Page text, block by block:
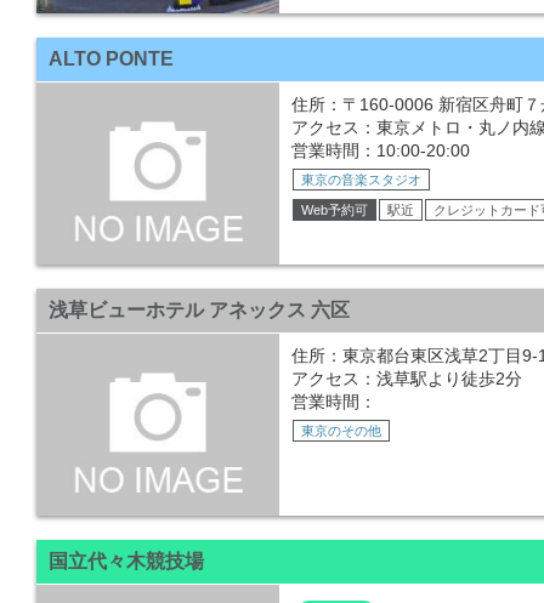
ALTO PONTE
住所：〒160-0006 新宿区舟町
アクセス：東京メトロ・丸ノ
営業時間：10:00-20:00
東京の音楽スタジオ
Web予約可 駅近 クレジットカード
浅草ビューホテル アネックス 六区
住所：東京都台東区浅草2丁目9-
アクセス：浅草駅より徒歩2分
営業時間：
東京のその他
国立代々木競技場